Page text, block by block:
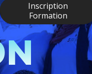
Inscription
Formation